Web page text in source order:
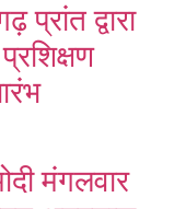
प्रांत द्वारा
मंगलवार